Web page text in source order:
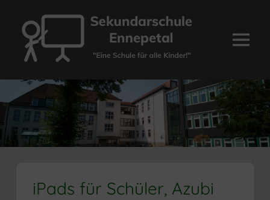
Inhalt
springen
Sekundarschule
Ennepetal
Menü
iPads für Schüler, Azubi